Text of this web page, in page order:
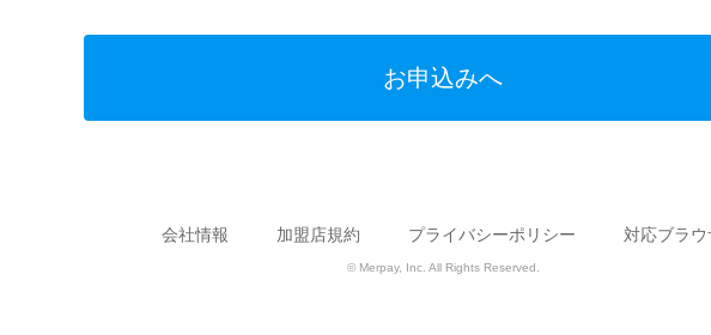
お申込みへ
会社情報 加盟店規約 プライバシーポリシー 対応ブラウ
© Merpay, Inc. All Rights Reserved.